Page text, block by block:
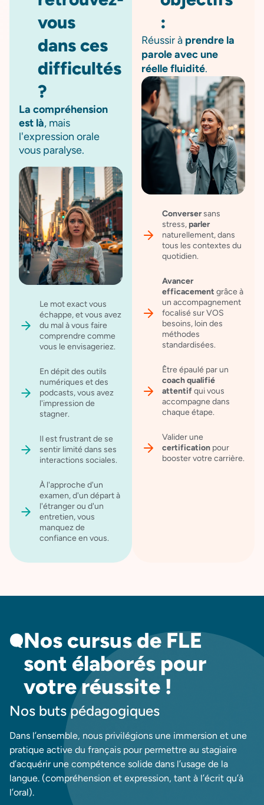
vous
dans ces
difficultés
?
La compréhension
est là, mais
l'expression orale
vous paralyse.
Le mot exact vous
échappe, et vous avez
du mal à vous faire
comprendre comme
vous le envisageriez.
En dépit des outils
numériques et des
podcasts, vous avez
l'impression de
stagner.
Il est frustrant de se
sentir limité dans ses
interactions sociales.
À l'approche d'un
examen, d'un départ à
l'étranger ou d'un
entretien, vous
manquez de
confiance en vous.
:
Réussir à prendre la
parole avec une
réelle fluidité.
Conversersans
stress, parler
naturellement, dans
tous les contextes du
quotidien.
Avancer
efficacement grâce à
un accompagnement
focalisé sur VOS
besoins, loin des
méthodes
standardisées.
Être épaulé par un
coachqualifié
attentifqui vous
accompagne dans
chaque étape.
Valider une
certification pour
booster votre carrière.
Nos cursus de FLE
sont élaborés pour
votre réussite !
Nos buts pédagogiques
Dans l’ensemble, nous privilégions une immersion et une
pratique active du français pour permettre au stagiaire
d’acquérir une compétence solide dans l’usage de la
langue. (compréhension et expression, tant à l’écrit qu’à
l’oral).